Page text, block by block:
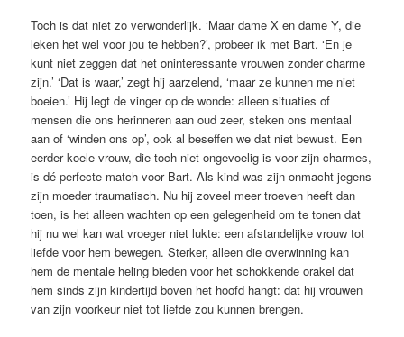
Toch is dat niet zo verwonderlijk. ‘Maar dame X en dame Y, die
leken het wel voor jou te hebben?’, probeer ik met Bart. ‘En je
kunt niet zeggen dat het oninteressante vrouwen zonder charme
zijn.’ ‘Dat is waar,’ zegt hij aarzelend, ‘maar ze kunnen me niet
boeien.’ Hij legt de vinger op de wonde: alleen situaties of
mensen die ons herinneren aan oud zeer, ­steken ons mentaal
aan of ‘winden ons op’, ook al beseffen we dat niet bewust. Een
eerder koele vrouw, die toch niet ongevoelig is voor zijn charmes,
is dé perfecte match voor Bart. Als kind was zijn onmacht jegens
zijn moeder traumatisch. Nu hij ­zoveel meer troeven heeft dan
toen, is het alleen wachten op een gelegenheid om te tonen dat
hij nu wel kan wat vroeger niet lukte: een afstandelijke vrouw tot
liefde voor hem bewegen. Sterker, alleen die overwinning kan
hem de mentale heling bieden voor het schokkende orakel dat
hem sinds zijn kindertijd boven het hoofd hangt: dat hij vrouwen
van zijn voorkeur niet tot liefde zou kunnen brengen.